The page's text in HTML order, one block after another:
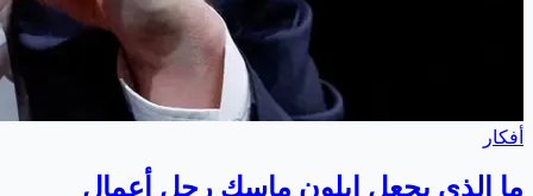
أفكار
ما الذي يجعل إيلون ماسك رجل أعمال